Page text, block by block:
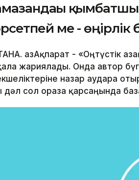
ме - өңірлік
ҚазАқпарат - «Оңтүстік
жариялады. Онда автор
назар аудара
дәл сол ораза қарсаңында